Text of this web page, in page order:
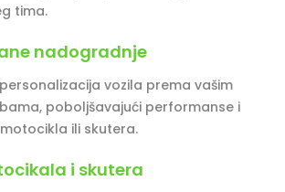
tima.
nadogradnje
vozila prema vašim
poboljšavajući performanse i
ili skutera.
i skutera